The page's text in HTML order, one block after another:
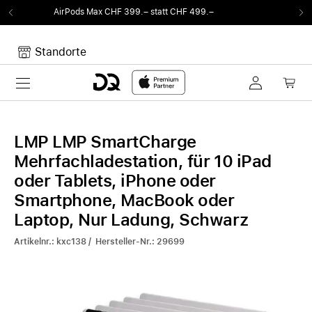
statt CHF 499.– Von Sound auf Fun. DQ
Standorte
Toggle navigation
LMP LMP SmartCharge
Mehrfachladestation, für 10 iPad
oder Tablets, iPhone oder
Smartphone, MacBook oder
Laptop, Nur Ladung, Schwarz
Artikelnr.: kxc138 / Hersteller-Nr.: 29699